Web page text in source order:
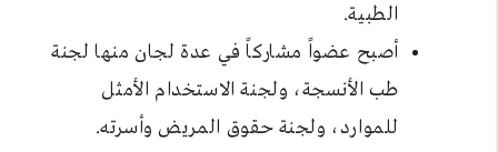
الطبية.
أصبح عضواً مشاركاً في عدة لجان منها لجنة
طب الأنسجة، ولجنة الاستخدام الأمثل
للموارد، ولجنة حقوق المريض وأسرته.